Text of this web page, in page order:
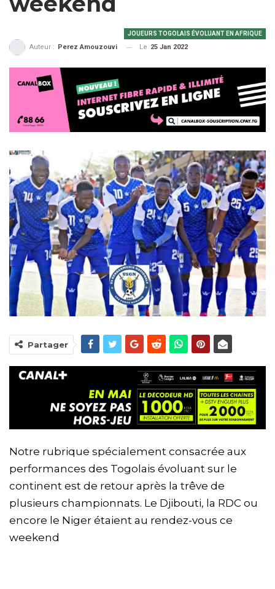
JOUEURS TOGOLAIS ÉVOLUANT EN AFRIQUE
Auteur : Perez Amouzouvi Le 25 Jan 2022
Partager
Notre rubrique spécialement consacrée aux
performances des Togolais évoluant sur le
continent est de retour après la trêve de
plusieurs championnats. Le Djibouti, la RDC ou
encore le Niger étaient au rendez-vous ce
weekend